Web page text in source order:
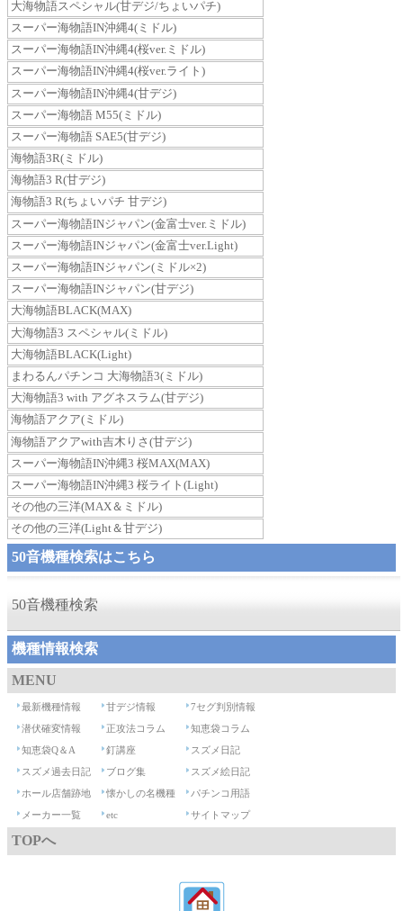
大海物語スペシャル(甘デジ/ちょいパチ)
スーパー海物語IN沖縄4(ミドル)
スーパー海物語IN沖縄4(桜ver.ミドル)
スーパー海物語IN沖縄4(桜ver.ライト)
スーパー海物語IN沖縄4(甘デジ)
スーパー海物語 M55(ミドル)
スーパー海物語 SAE5(甘デジ)
海物語3R(ミドル)
海物語3 R(甘デジ)
海物語3 R(ちょいパチ 甘デジ)
スーパー海物語INジャパン(金富士ver.ミドル)
スーパー海物語INジャパン(金富士ver.Light)
スーパー海物語INジャパン(ミドル×2)
スーパー海物語INジャパン(甘デジ)
大海物語BLACK(MAX)
大海物語3 スペシャル(ミドル)
大海物語BLACK(Light)
まわるんパチンコ 大海物語3(ミドル)
大海物語3 with アグネスラム(甘デジ)
海物語アクア(ミドル)
海物語アクアwith吉木りさ(甘デジ)
スーパー海物語IN沖縄3 桜MAX(MAX)
スーパー海物語IN沖縄3 桜ライト(Light)
その他の三洋(MAX＆ミドル)
その他の三洋(Light＆甘デジ)
50音機種検索はこちら
50音機種検索
機種情報検索
MENU
最新機種情報 甘デジ情報
7セグ判別情報
潜伏確変情報
正攻法コラム
知恵袋コラム
知恵袋Q＆A
釘講座
スズメ日記
スズメ過去日記
ブログ集
スズメ絵日記
ホール店舗跡地
懐かしの名機種
パチンコ用語
メーカー一覧
etc サイトマップ
TOPへ